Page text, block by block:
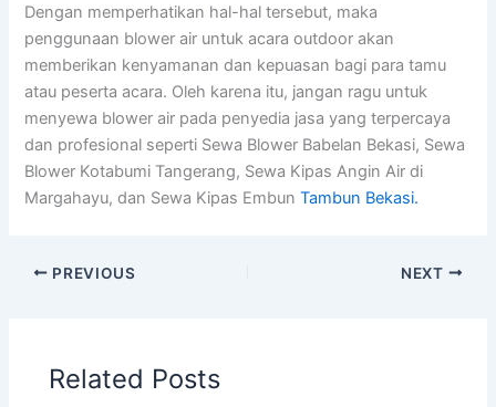
Dengan memperhatikan hal-hal tersebut, maka
penggunaan blower air untuk acara outdoor akan
memberikan kenyamanan dan kepuasan bagi para tamu
atau peserta acara. Oleh karena itu, jangan ragu untuk
menyewa blower air pada penyedia jasa yang terpercaya
dan profesional seperti Sewa Blower Babelan Bekasi, Sewa
Blower Kotabumi Tangerang, Sewa Kipas Angin Air di
Margahayu, dan Sewa Kipas EmbunTambun Bekasi.
PREVIOUS NEXT
Related Posts